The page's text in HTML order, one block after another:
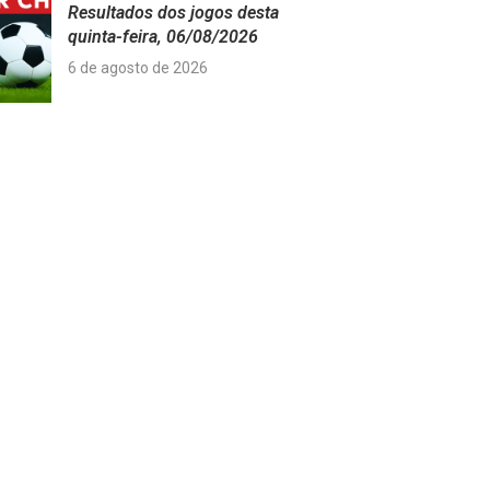
Resultados dos jogos desta
quinta-feira, 06/08/2026
6 de agosto de 2026